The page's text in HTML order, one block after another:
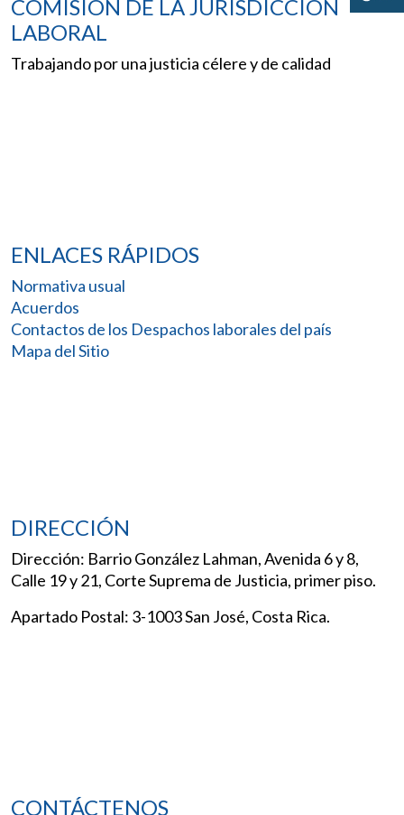
COMISIÓN DE LA JURISDICCIÓN
LABORAL
Trabajando por una justicia célere y de calidad
ENLACES RÁPIDOS
Normativa usual
Acuerdos
Contactos de los Despachos laborales del país
Mapa del Sitio
DIRECCIÓN
Dirección: Barrio González Lahman, Avenida 6 y 8,
Calle 19 y 21, Corte Suprema de Justicia, primer piso.
Apartado Postal: 3-1003 San José, Costa Rica.
CONTÁCTENOS